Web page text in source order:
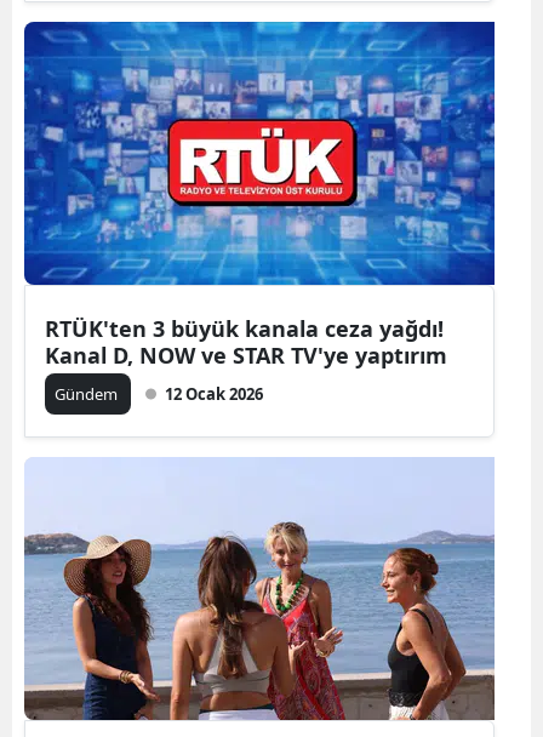
RTÜK'ten 3 büyük kanala ceza yağdı!
Kanal D, NOW ve STAR TV'ye yaptırım
Gündem 12 Ocak 2026